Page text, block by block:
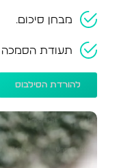
מבחן סיכום.
תעודת הסמכה
להורדת הסילבוס